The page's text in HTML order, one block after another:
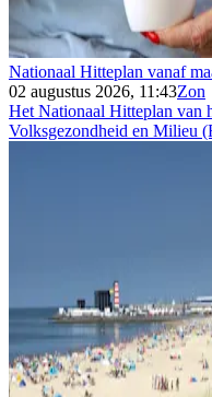
Nationaal Hitteplan vanaf
02 augustus 2026, 11:43Zon
Het Nationaal Hitteplan van
Volksgezondheid en Milieu